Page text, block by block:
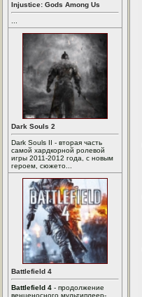
Injustice: Gods Among Us
Dark Souls 2
Dark Souls II - вторая часть
самой хардкорной ролевой
игры 2011-2012 года, с новым
героем, сюжето...
Battlefield 4
Battlefield 4 - продолжение
венценосного мультиплеер-